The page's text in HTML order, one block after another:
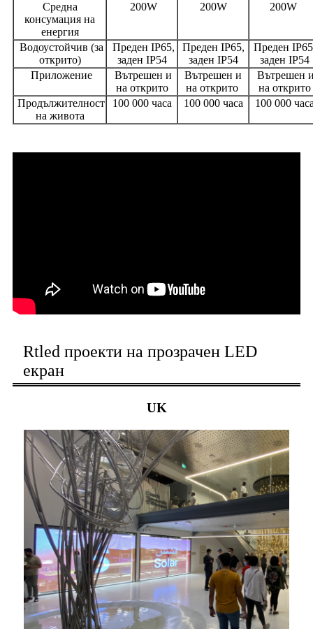
Средна
консумация на
енергия
200W 200W 200W
Водоустойчив (за
открито)
Преден IP65,
заден IP54
Преден IP65,
заден IP54
Преден
заден IP54
Приложение
Вътрешен и
на открито
Вътрешен и
на открито
Вътрешен
на открито
Продължителност
на живота
100 000 часа 100 000 часа 100 000
Rtled проекти на прозрачен LED
екран
UK